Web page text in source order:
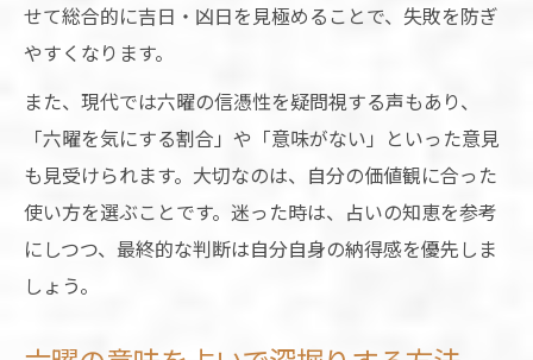
せて総合的に吉日・凶日を見極めることで、失敗を防ぎ
やすくなります。
また、現代では六曜の信憑性を疑問視する声もあり、
「六曜を気にする割合」や「意味がない」といった意見
も見受けられます。大切なのは、自分の価値観に合った
使い方を選ぶことです。迷った時は、占いの知恵を参考
にしつつ、最終的な判断は自分自身の納得感を優先しま
しょう。